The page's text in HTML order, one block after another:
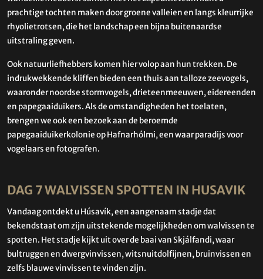
prachtige tochten maken door groene valleien en langs kleurrijke
rhyolietrotsen, die het landschap een bijna buitenaardse
uitstraling geven.
Ook natuurliefhebbers komen hier volop aan hun trekken. De
indrukwekkende kliffen bieden een thuis aan talloze zeevogels,
waaronder noordse stormvogels, drieteenmeeuwen, eidereenden
en papegaaiduikers. Als de omstandigheden het toelaten,
brengen we ook een bezoek aan de beroemde
papegaaiduikerkolonie op Hafnarhólmi, een waar paradijs voor
vogelaars en fotografen.
DAG 7 WALVISSEN SPOTTEN IN HUSAVIK
Vandaag ontdekt u Húsavík, een aangenaam stadje dat
bekendstaat om zijn uitstekende mogelijkheden om walvissen te
spotten. Het stadje kijkt uit over de baai van Skjálfandi, waar
bultruggen en dwergvinvissen, witsnuitdolfijnen, bruinvissen en
zelfs blauwe vinvissen te vinden zijn.